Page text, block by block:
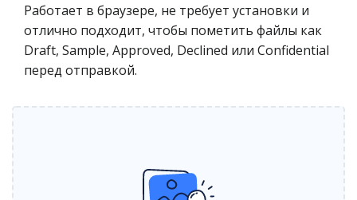
Работает в браузере, не требует установки и
отлично подходит, чтобы пометить файлы как
Draft, Sample, Approved, Declined или Confidential
перед отправкой.